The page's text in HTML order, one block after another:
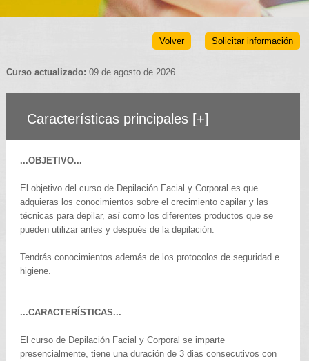
Solicitar información
Volver
Curso actualizado: 09 de agosto de 2026
Características principales [+]
...OBJETIVO...
El objetivo del curso de Depilación Facial y Corporal es que
adquieras los conocimientos sobre el crecimiento capilar y las
técnicas para depilar, así como los diferentes productos que se
pueden utilizar antes y después de la depilación.
Tendrás conocimientos además de los protocolos de seguridad e
higiene.
...CARACTERÍSTICAS...
El curso de Depilación Facial y Corporal se imparte
presencialmente, tiene una duración de 3 dias consecutivos con